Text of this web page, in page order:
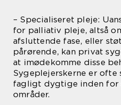
– Specialiseret pleje:
for palliativ pleje, altså
afsluttende fase, eller
pårørende, kan privat
at imødekomme disse
Sygeplejerskerne er ofte
fagligt dygtige inden for
områder.